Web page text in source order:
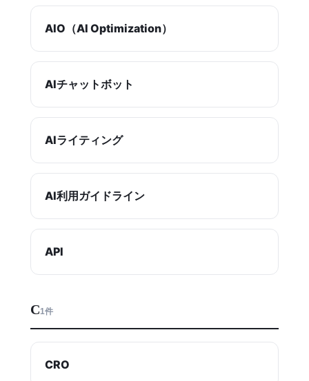
AIO（AI Optimization）
AIチャットボット
AIライティング
AI利用ガイドライン
API
C1件
CRO